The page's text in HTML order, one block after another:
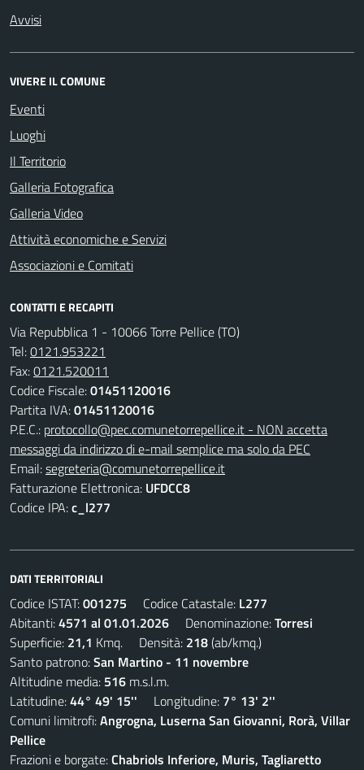
Avvisi
VIVERE IL COMUNE
Eventi
Luoghi
Il Territorio
Galleria Fotografica
Galleria Video
Attività economiche e Servizi
Associazioni e Comitati
CONTATTI E RECAPITI
Via Repubblica 1 - 10066 Torre Pellice (TO)
Tel:0121.953221
Fax:0121.520011
Codice Fiscale:01451120016
Partita IVA:01451120016
P.E.C.: protocollo@pec.comunetorrepellice.it - NON accetta
messaggi da indirizzo di e-mail semplice ma solo da PEC
Email:segreteria@comunetorrepellice.it
Fatturazione Elettronica: UFDCC8
Codice IPA:c_l277
DATI TERRITORIALI
Codice ISTAT:001275 Codice Catastale: L277
Abitanti:4571 al 01.01.2026 Denominazione:Torresi
Superficie: 21,1 Kmq. Densità: 218(ab/kmq.)
Santo patrono:San Martino - 11 novembre
Altitudine media: 516 m.s.l.m.
Latitudine:44° 49' 15'' Longitudine: 7° 13' 2''
Comuni limitrofi:Angrogna, Luserna San Giovanni, Rorà, Villar
Pellice
Frazioni e borgate:Chabriols Inferiore, Muris, Tagliaretto